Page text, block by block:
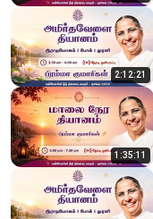
2:12:21
1:35:11